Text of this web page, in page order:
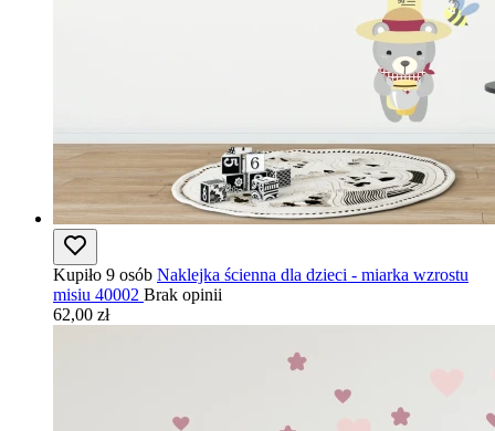
Kupiło 9 osób Naklejka ścienna dla dzieci - miarka wzrostu
misiu 40002 Brak opinii
62,00 zł